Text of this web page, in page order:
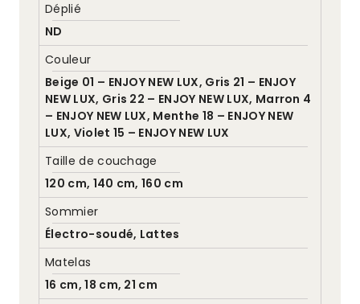
Déplié
ND
Couleur
Beige 01 – ENJOY NEW LUX, Gris 21 – ENJOY
NEW LUX, Gris 22 – ENJOY NEW LUX, Marron 4
– ENJOY NEW LUX, Menthe 18 – ENJOY NEW
LUX, Violet 15 – ENJOY NEW LUX
Taille de couchage
120 cm, 140 cm, 160 cm
Sommier
Électro-soudé, Lattes
Matelas
16 cm, 18 cm, 21 cm